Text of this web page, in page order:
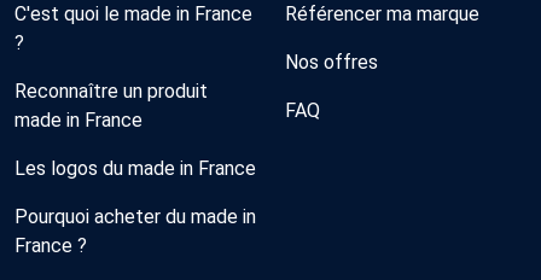
C'est quoi le made in France
?
Reconnaître un produit
made in France
Les logos du made in France
Pourquoi acheter du made in
France ?
Référencer ma marque
Nos offres
FAQ